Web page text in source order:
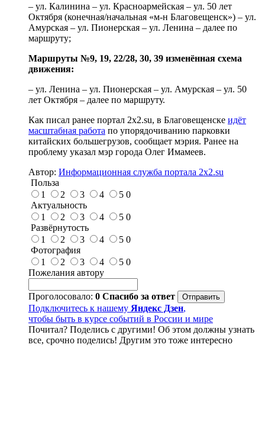
– ул. Калинина – ул. Красноармейская – ул. 50 лет
Октября (конечная/начальная «м-н Благовещенск») – ул.
Амурская – ул. Пионерская – ул. Ленина – далее по
маршруту;
Маршруты №9, 19, 22/28, 30, 39 изменённая схема
движения:
– ул. Ленина – ул. Пионерская – ул. Амурская – ул. 50
лет Октября – далее по маршруту.
Как писал ранее портал 2х2.su, в Благовещенске идёт
масштабная работа по упорядочиванию парковки
китайских большегрузов, сообщает мэрия. Ранее на
проблему указал мэр города Олег Имамеев.
Автор: Информационная служба портала 2x2.su
Польза
1
2 3 4 5 0
Актуальность
1
2 3 4 5 0
Развёрнутость
1
2 3 4 5 0
Фотография
1
2 3 4 5 0
Пожелания автору
Проголосовало: 0 Спасибо за ответ
Подключитесь к нашему Яндекс Дзен,
чтобы быть в курсе событий в России и мире
Почитал? Поделись с другими! Об этом должны узнать
все, срочно поделись! Другим это тоже интересно